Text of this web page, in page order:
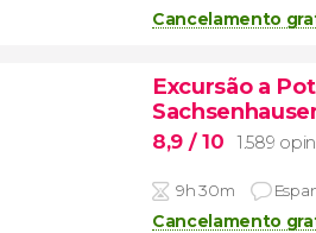
Cancelamento
Excursão a
8,9 / 10 1.589
9h 30m
Cancelamento